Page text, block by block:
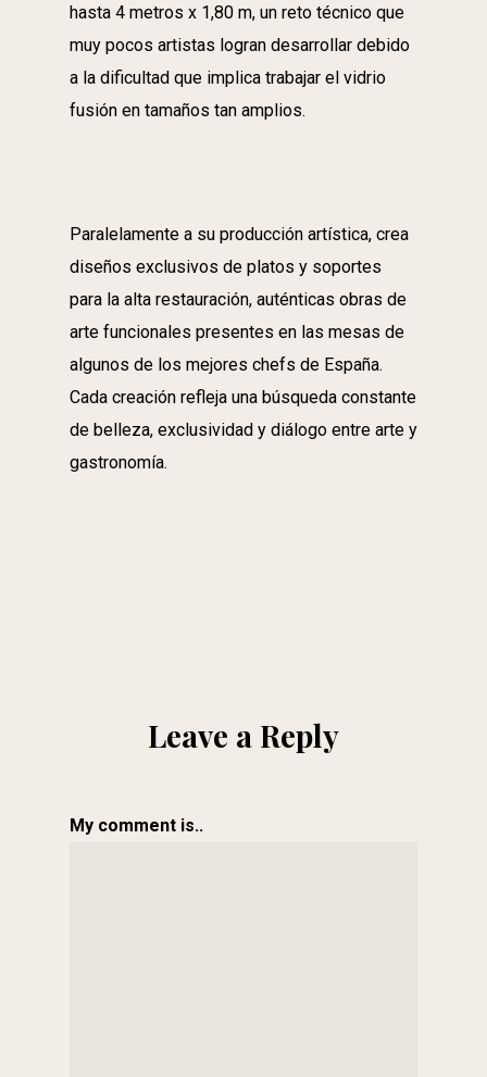
hasta 4 metros x 1,80 m, un reto técnico que
muy pocos artistas logran desarrollar debido
a la dificultad que implica trabajar el vidrio
fusión en tamaños tan amplios.
Paralelamente a su producción artística, crea
diseños exclusivos de platos y soportes
para la alta restauración, auténticas obras de
arte funcionales presentes en las mesas de
algunos de los mejores chefs de España.
Cada creación refleja una búsqueda constante
de belleza, exclusividad y diálogo entre arte y
gastronomía.
Leave a Reply
My comment is..